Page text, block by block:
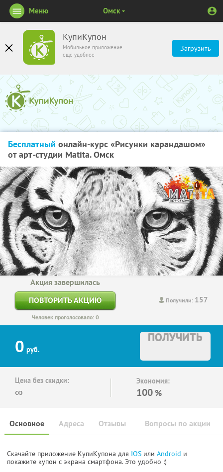
КупиКупон
Мобильное приложение
ещё удобнее
Загрузить
Меню Омск
Бесплатный онлайн-курс «Рисунки карандашом»
от арт-студии Matita. Омск
Получили: 157
Акция завершилась
ПОВТОРИТЬ АКЦИЮ
Человек проголосовало: 0
0 руб.
ПОЛУЧИТЬ
Цена без скидки:
∞
Экономия:
100 %
Основное Отзывы Вопросы по акции
Адреса
Скачайте приложение КупиКупона для IOS или Android и
покажите купон с экрана смартфона. Это удобно :)